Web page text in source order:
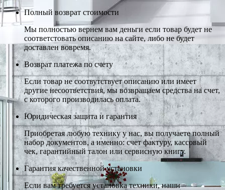
Полный возврат стоимости
Мы полностью вернем вам деньги если товар будет не
соответстовать описанию на сайте, либо не будет
доставлен вовремя.
Возврат платежа по счету
Если товар не соотвутствует описанию или имеет
другие несоответствия, мы возвращаем средства на счет,
с которого производилась оплата.
Юридическая защита и гарантия
Приобретая любую технику у нас, вы получаете полный
набор документов, а именно: счет фактуру, кассовый
чек, гарантийный талон или сервисную книгу.
Гарантия качественной установки
Если вам требуется установка техники, наши